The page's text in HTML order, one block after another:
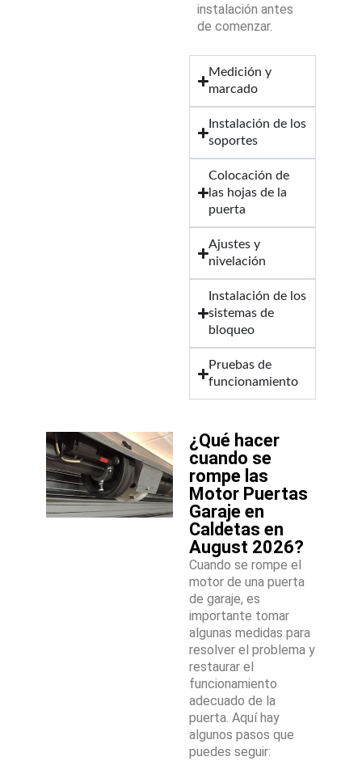
instalación antes
de comenzar.
Medición y
marcado
Instalación de los
soportes
Colocación de
las hojas de la
puerta
Ajustes y
nivelación
Instalación de los
sistemas de
bloqueo
Pruebas de
funcionamiento
¿Qué hacer
cuando se
rompe las
Motor Puertas
Garaje en
Caldetas en
August 2026?
Cuando se rompe el
motor de una puerta
de garaje, es
importante tomar
algunas medidas para
resolver el problema y
restaurar el
funcionamiento
adecuado de la
puerta. Aquí hay
algunos pasos que
puedes seguir: